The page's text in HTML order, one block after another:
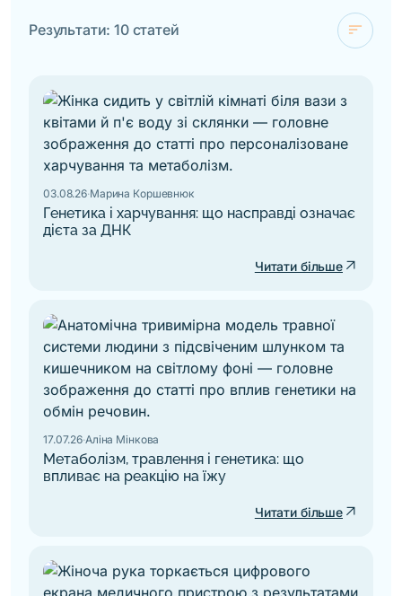
Результати: 10 статей sort
За алфавітом
03.08.26·Марина Коршевнюк
Генетика і харчування: що насправді означає
дієта за ДНК
Читати більше arrow_outward
17.07.26·Аліна Мінкова
Метаболізм, травлення і генетика: що
впливає на реакцію на їжу
Читати більше arrow_outward